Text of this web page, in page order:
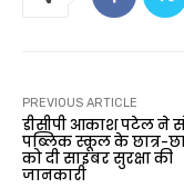
PREVIOUS ARTICLE
डीसीपी आकाश पटेल ने
पब्लिक स्कूल के छात्र-
को दी साइबर सुरक्षा की
जानकारी